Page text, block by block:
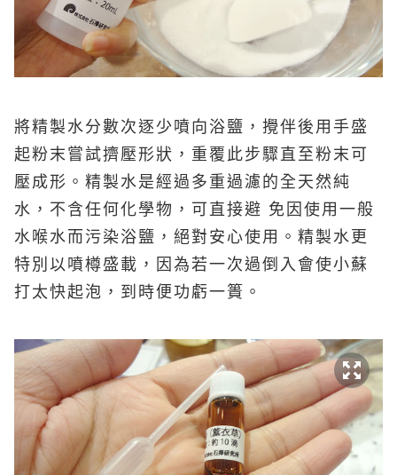
將精製水分數次逐少噴向浴鹽，攪伴後用手盛
起粉末嘗試擠壓形狀，重覆此步驟直至粉末可
壓成形。精製水是經過多重過濾的全天然純
水，不含任何化學物，可直接避 免因使用一般
水喉水而污染浴鹽，絕對安心使用。精製水更
特別以噴樽盛載，因為若一次過倒入會使小蘇
打太快起泡，到時便功虧一簣。